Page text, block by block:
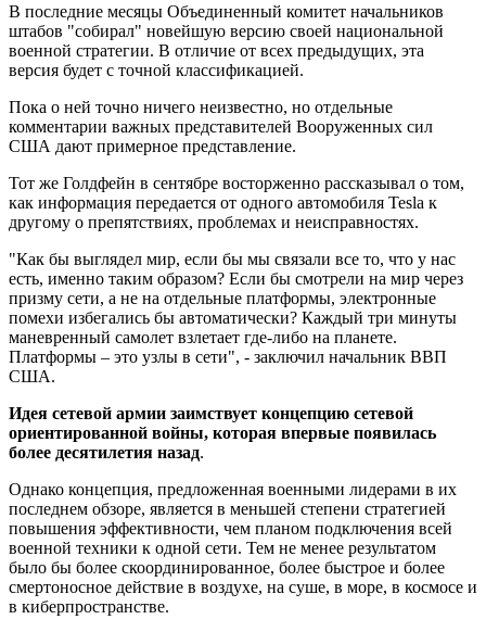
В последние месяцы Объединенный комитет начальников
штабов "собирал" новейшую версию своей национальной
военной стратегии. В отличие от всех предыдущих, эта
версия будет с точной классификацией.
Пока о ней точно ничего неизвестно, но отдельные
комментарии важных представителей Вооруженных сил
США дают примерное представление.
Тот же Голдфейн в сентябре восторженно рассказывал о том,
как информация передается от одного автомобиля Tesla к
другому о препятствиях, проблемах и неисправностях.
"Как бы выглядел мир, если бы мы связали все то, что у нас
есть, именно таким образом? Если бы смотрели на мир через
призму сети, а не на отдельные платформы, электронные
помехи избегались бы автоматически? Каждый три минуты
маневренный самолет взлетает где-либо на планете.
Платформы – это узлы в сети", - заключил начальник ВВП
США.
Идея сетевой армии заимствует концепцию сетевой
ориентированной войны, которая впервые появилась
более десятилетия назад.
Однако концепция, предложенная военными лидерами в их
последнем обзоре, является в меньшей степени стратегией
повышения эффективности, чем планом подключения всей
военной техники к одной сети. Тем не менее результатом
было бы более скоординированное, более быстрое и более
смертоносное действие в воздухе, на суше, в море, в космосе и
в киберпространстве.